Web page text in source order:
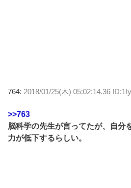
764: 2018/01/25(木) 05:02:14.36
>>763
脳科学の先生が言ってたが、自分
力が低下するらしい。